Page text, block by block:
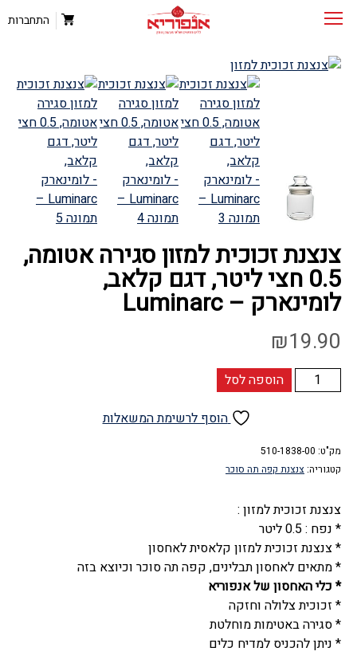
התחברות
צנצנת זכוכית למזון סגירה אטומה,
0.5 חצי ליטר, דגם קלאב,
לומינארק – Luminarc
₪19.90
כמות
של
למזון
סגירה
0.5
חצי
ליטר,
דגם
קלאב,
לומינארק
-
Luminarc
הוספה לסל
הוסף לרשימת המשאלות
מק"ט: 510-1838-00
קטגוריה: צנצנת קפה תה סוכר
צנצנת זכוכית למזון :
* נפח : 0.5 ליטר
* צנצנת זכוכית למזון קלאסית לאחסון
* מתאים לאחסון תבלינים, קפה תה סוכר וכיוצא בזה
* כלי האחסון של אנפוריא
* זכוכית צלולה וחזקה
* סגירה באטימות מוחלטת
* ניתן להכניס למדיח כלים